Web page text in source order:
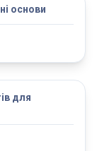
основи
для